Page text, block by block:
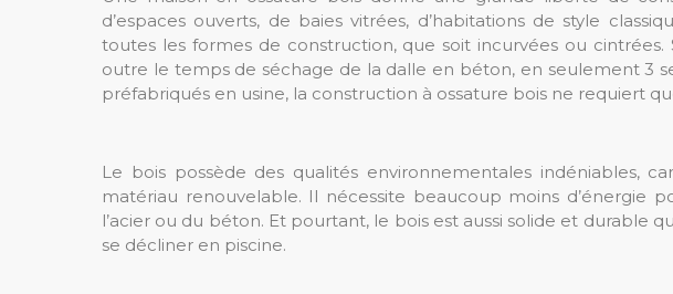
d’espaces ouverts, de baies vitrées, d’habitations de style
toutes les formes de construction, que soit incurvées ou
outre le temps de séchage de la dalle en béton, en seulement 3
préfabriqués en usine, la construction à ossature bois ne requiert
Le bois possède des qualités environnementales indéniables,
matériau renouvelable. Il nécessite beaucoup moins d’énergie
l’acier ou du béton. Et pourtant, le bois est aussi solide et durable
se décliner en piscine.